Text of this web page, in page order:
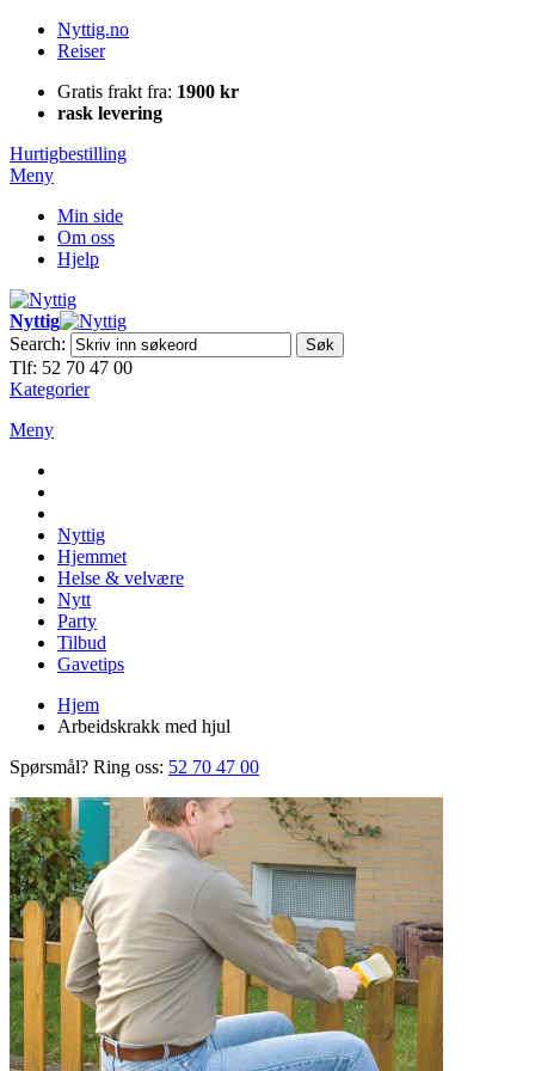
Nyttig.no
Reiser
Gratis frakt fra: 1900 kr
rask levering
Hurtigbestilling
Meny
Min side
Om oss
Hjelp
Nyttig
Search:
Søk
Tlf: 52 70 47 00
Kategorier
Meny
Nyttig
Hjemmet
Helse & velvære
Nytt
Party
Tilbud
Gavetips
Hjem
Arbeidskrakk med hjul
Spørsmål? Ring oss: 52 70 47 00